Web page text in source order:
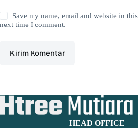
Save my name, email and website in
next time I comment.
Kirim Komentar
HEAD OFFICE